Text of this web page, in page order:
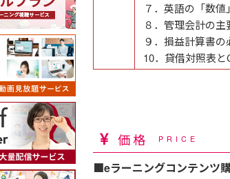
７．英語の「数
８．管理会計の主
９．損益計算書の
10．貸借対照表
価格 PRICE
■eラーニングコンテンツ